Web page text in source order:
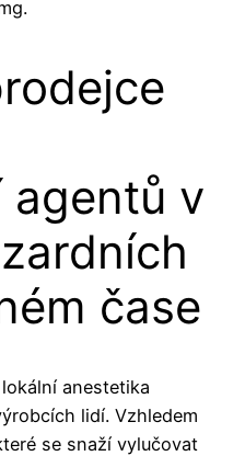
agentů v
čase
anestetika
lidí. Vzhledem
se snaží vylučovat